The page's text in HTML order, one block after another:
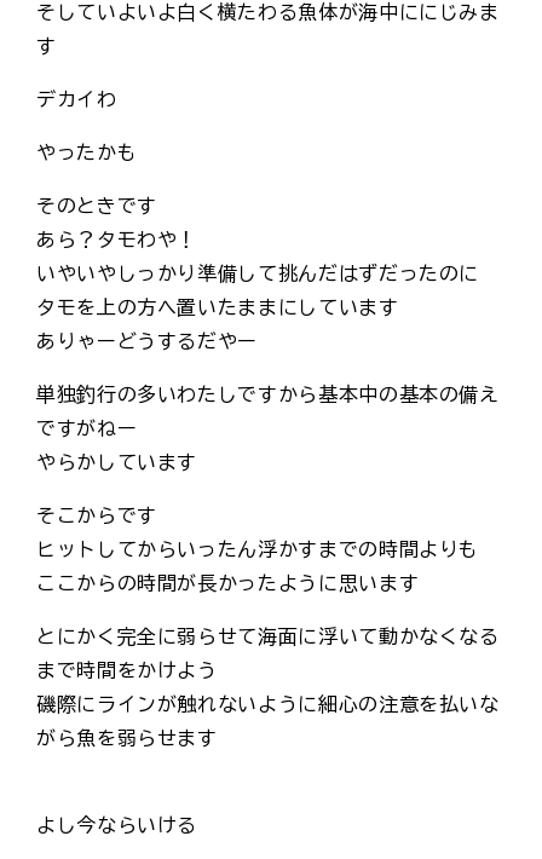
そしていよいよ白く横たわる魚体が海中ににじみま
す
デカイわ
やったかも
そのときです
あら？タモわや！
いやいやしっかり準備して挑んだはずだったのに
タモを上の方へ置いたままにしています
ありゃーどうするだやー
単独釣行の多いわたしですから基本中の基本の備え
ですがねー
やらかしています
そこからです
ヒットしてからいったん浮かすまでの時間よりも
ここからの時間が長かったように思います
とにかく完全に弱らせて海面に浮いて動かなくなる
まで時間をかけよう
磯際にラインが触れないように細心の注意を払いな
がら魚を弱らせます
よし今ならいける